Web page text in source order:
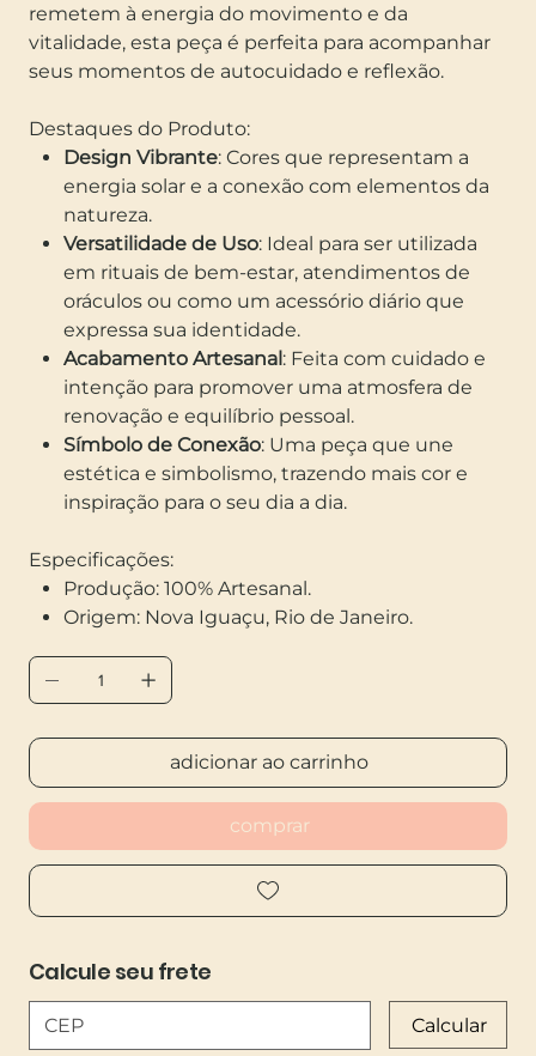
remetem à energia do movimento e da
vitalidade, esta peça é perfeita para acompanhar
seus momentos de autocuidado e reflexão.
Destaques do Produto:
Design Vibrante: Cores que representam a
energia solar e a conexão com elementos da
natureza.
Versatilidade de Uso: Ideal para ser utilizada
em rituais de bem-estar, atendimentos de
oráculos ou como um acessório diário que
expressa sua identidade.
Acabamento Artesanal: Feita com cuidado e
intenção para promover uma atmosfera de
renovação e equilíbrio pessoal.
Símbolo de Conexão: Uma peça que une
estética e simbolismo, trazendo mais cor e
inspiração para o seu dia a dia.
Especificações:
Produção: 100% Artesanal.
Origem: Nova Iguaçu, Rio de Janeiro.
adicionar ao carrinho
comprar
Calcule seu frete
Calcular